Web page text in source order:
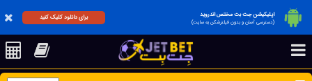
اپلیکیشن جت بت مختص اندروید
(دسترسی آسان و بدون فیلترشکن به سایت)
برای دانلود کلیک کنید